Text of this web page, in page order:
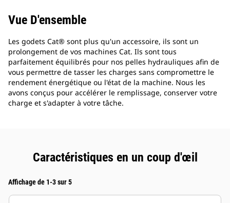
Vue D'ensemble
Les godets Cat® sont plus qu'un accessoire, ils sont un
prolongement de vos machines Cat. Ils sont tous
parfaitement équilibrés pour nos pelles hydrauliques afin de
vous permettre de tasser les charges sans compromettre le
rendement énergétique ou l'état de la machine. Nous les
avons conçus pour accélérer le remplissage, conserver votre
charge et s'adapter à votre tâche.
Caractéristiques en un coup d'œil
Affichage de 1-3 sur 5